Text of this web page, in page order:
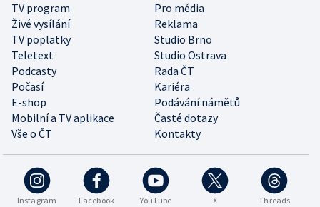
TV program
Pro média
Živé vysílání
Reklama
TV poplatky
Studio Brno
Teletext
Studio Ostrava
Podcasty
Rada ČT
Počasí
Kariéra
E-shop
Podávání námětů
Mobilní a TV aplikace
Časté dotazy
Vše o ČT
Kontakty
Instagram Facebook YouTube X Threads